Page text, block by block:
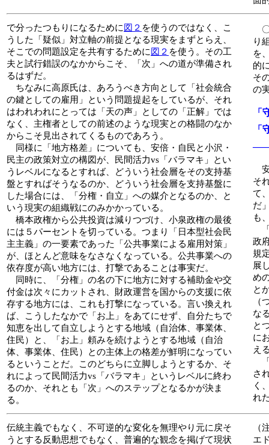
で分ったつもりになるために 図２ を使うのではなく、こ
うした「疑似」対立軸の前提となる現実をまずとらえ、
そこでの問題設定を共有するために 図２ を使う。その工
夫と試行錯誤のなかからこそ、「次」への道が準備され
るはずだ。
ちなみに高原氏は、あろうべき方向として「社会統合
の鍵としての雇用」という問題提起をしているが、それ
はわれわれにとっては「天の声」としての「正解」では
なく、主権者としての前述のような現実との格闘のなか
からこそ見出されてくるものであろう。
同様に「地方格差」についても、安倍・自民と小沢・
民主の政策対立の構図が、民間活力vs「バラマキ」とい
うレベルになるとすれば、どういう社会層をその支持基
盤とすればそうなるのか、どういう社会層を支持基盤に
した場合には、「分権・自立」への媒介となるのか、と
いう現実の組織戦にのみかかっている。
橋本政権から公共投資は減りつづけ、小泉政権の最後
には５パーセントを切っている。つまり「日本型社会民
主主義」の一要素であった「公共事業による雇用対策」
が、ほとんど意味をなさなくなっている。公共事業への
依存度が高い地方には、打撃であることは事実だ。
同時に、「分権」の名の下に地方に対する補助金や交
付金は次々にカットされ、財政運営を国からの支援に依
存する地方には、これも打撃になっている。言い換えれ
ば、こうしたなかで「お上」をあてにせず、自分たちで
知恵を出して自立しようとする地域（自治体、事業体、
住民）と、「お上」頼みを続けようとする地域（自治
体、事業体、住民）との主体上の格差が鮮明になってい
るということだ。このどちらに立脚しようとするか、そ
れによって民間活力vs「バラマキ」というレベルに終わ
るのか、それとも「次」へのステップとなるかが決ま
る。
〇
り
を
的
そ
の
「
「
――
安
そ
て
だ
も
「
政
規
展
め
と
（
な
と
に
え
「
さ
く
れ
伝統主義でもなく、不可逆的な変化を無理やり元に戻そ
うとする反動思想でもなく、普遍的な観念を掲げて現状
（
エ